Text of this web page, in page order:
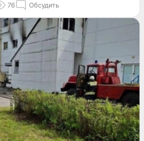
76 Обсудить